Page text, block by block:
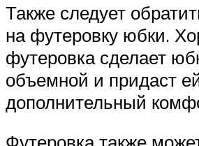
Также следует
на футеровку юбки.
футеровка сделает
объемной и придаст
дополнительный